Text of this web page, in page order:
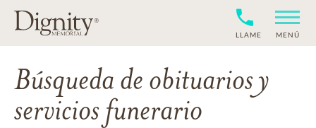
LLAME MENÚ
Búsqueda de obituarios y
servicios funerario